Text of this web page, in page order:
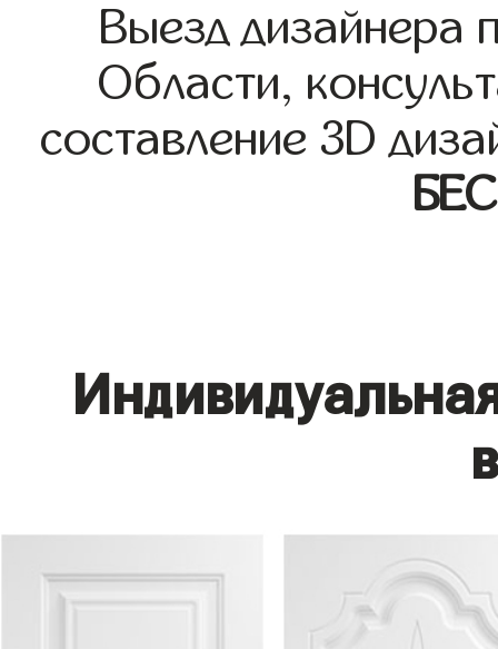
Выезд дизайнера
Области,
составление 3D